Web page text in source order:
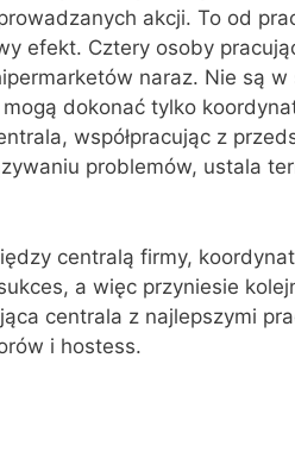
akcji. To od
efekt. Cztery osoby
naraz. Nie są w
dokonać tylko
współpracując z
problemów, ustala
centralą firmy,
a więc przyniesie
centrala z najlepszymi
i hostess.